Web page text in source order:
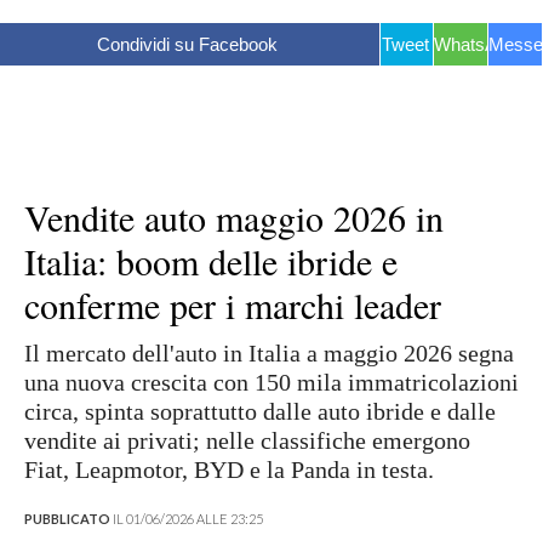
Condividi su Facebook Tweet WhatsApp
Vendite auto maggio 2026 in
Italia: boom delle ibride e
conferme per i marchi leader
Il mercato dell'auto in Italia a maggio 2026 segna
una nuova crescita con 150 mila immatricolazioni
circa, spinta soprattutto dalle auto ibride e dalle
vendite ai privati; nelle classifiche emergono
Fiat, Leapmotor, BYD e la Panda in testa.
PUBBLICATO IL 01/06/2026 ALLE 23:25